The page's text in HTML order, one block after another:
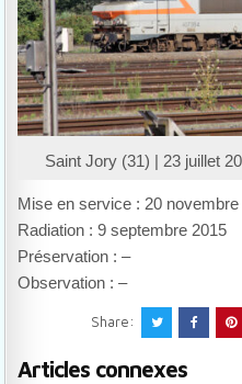
Saint Jory (31) | 23 juillet
Mise en service : 20 novembre
Radiation : 9 septembre 2015
Préservation : –
Observation : –
Share:
Articles connexes